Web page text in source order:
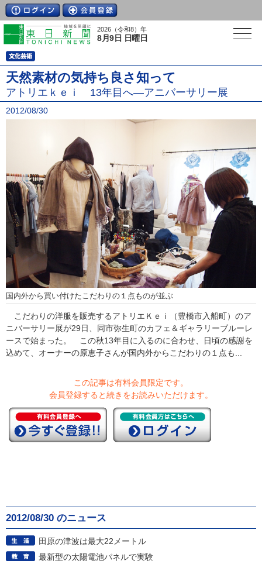
2026（令和8）年
8月9日 日曜日
天然素材の気持ち良さ知って
アトリエｋｅｉ 13年目へ―アニバーサリー展
2012/08/30
国内外から買い付けたこだわりの１点ものが並ぶ
こだわりの洋服を販売するアトリエＫｅｉ（豊橋市入船町）のア
ニバーサリー展が29日、同市弥生町のカフェ＆ギャラリーブルーレ
ースで始まった。 この秋13年目に入るのに合わせ、日頃の感謝を
込めて、オーナーの原恵子さんが国内外からこだわりの１点も...
この記事は有料会員限定です。
会員登録すると続きをお読みいただけます。
2012/08/30 のニュース
田原の津波は最大22メートル
最新型の太陽電池パネルで実験